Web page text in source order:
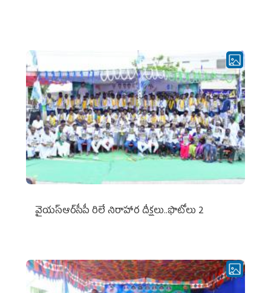
వైయ‌స్ఆర్‌సీపీ రిలే నిరాహార దీక్షలు..ఫొటోలు 2